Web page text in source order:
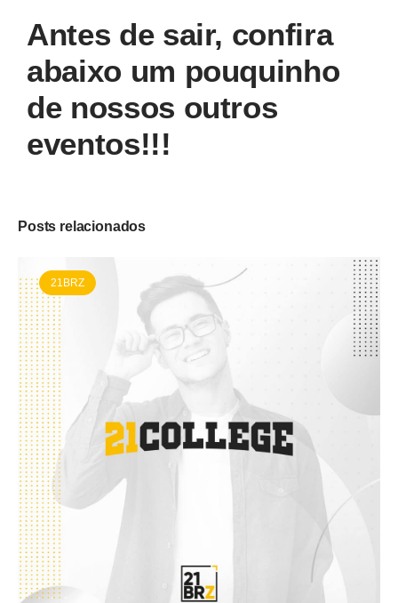
Antes de sair, confira
abaixo um pouquinho
de nossos outros
eventos!!!
Posts relacionados
21BRZ